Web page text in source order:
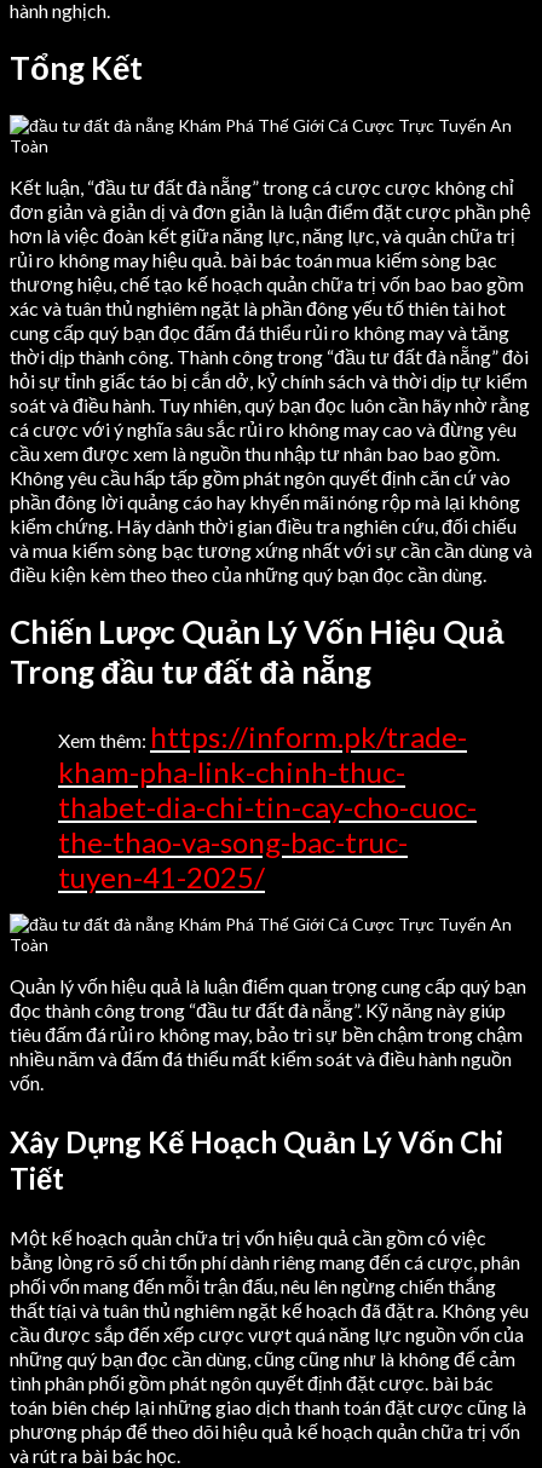
hành nghịch.
Tổng Kết
Kết luận, “đầu tư đất đà nẵng” trong cá cược cược không chỉ
đơn giản và giản dị và đơn giản là luận điểm đặt cược phần phệ
hơn là việc đoàn kết giữa năng lực, năng lực, và quản chữa trị
rủi ro không may hiệu quả. bài bác toán mua kiếm sòng bạc
thương hiệu, chế tạo kế hoạch quản chữa trị vốn bao bao gồm
xác và tuân thủ nghiêm ngặt là phần đông yếu tố thiên tài hot
cung cấp quý bạn đọc đấm đá thiểu rủi ro không may và tăng
thời dịp thành công. Thành công trong “đầu tư đất đà nẵng” đòi
hỏi sự tỉnh giấc táo bị cắn dở, kỷ chính sách và thời dịp tự kiểm
soát và điều hành. Tuy nhiên, quý bạn đọc luôn cần hãy nhờ rằng
cá cược với ý nghĩa sâu sắc rủi ro không may cao và đừng yêu
cầu xem được xem là nguồn thu nhập tư nhân bao bao gồm.
Không yêu cầu hấp tấp gồm phát ngôn quyết định căn cứ vào
phần đông lời quảng cáo hay khyến mãi nóng rộp mà lại không
kiểm chứng. Hãy dành thời gian điều tra nghiên cứu, đối chiếu
và mua kiếm sòng bạc tương xứng nhất với sự cần cần dùng và
điều kiện kèm theo theo của những quý bạn đọc cần dùng.
Chiến Lược Quản Lý Vốn Hiệu Quả
Trong đầu tư đất đà nẵng
Xem thêm: https://inform.pk/trade-
kham-pha-link-chinh-thuc-
thabet-dia-chi-tin-cay-cho-cuoc-
the-thao-va-song-bac-truc-
tuyen-41-2025/
Quản lý vốn hiệu quả là luận điểm quan trọng cung cấp quý bạn
đọc thành công trong “đầu tư đất đà nẵng”. Kỹ năng này giúp
tiêu đấm đá rủi ro không may, bảo trì sự bền chậm trong chậm
nhiều năm và đấm đá thiểu mất kiểm soát và điều hành nguồn
vốn.
Xây Dựng Kế Hoạch Quản Lý Vốn Chi
Tiết
Một kế hoạch quản chữa trị vốn hiệu quả cần gồm có việc
bằng lòng rõ số chi tổn phí dành riêng mang đến cá cược, phân
phối vốn mang đến mỗi trận đấu, nêu lên ngừng chiến thắng
thất tíại và tuân thủ nghiêm ngặt kế hoạch đã đặt ra. Không yêu
cầu được sắp đến xếp cược vượt quá năng lực nguồn vốn của
những quý bạn đọc cần dùng, cũng cũng như là không để cảm
tình phân phối gồm phát ngôn quyết định đặt cược. bài bác
toán biên chép lại những giao dịch thanh toán đặt cược cũng là
phương pháp để theo dõi hiệu quả kế hoạch quản chữa trị vốn
và rút ra bài bác học.